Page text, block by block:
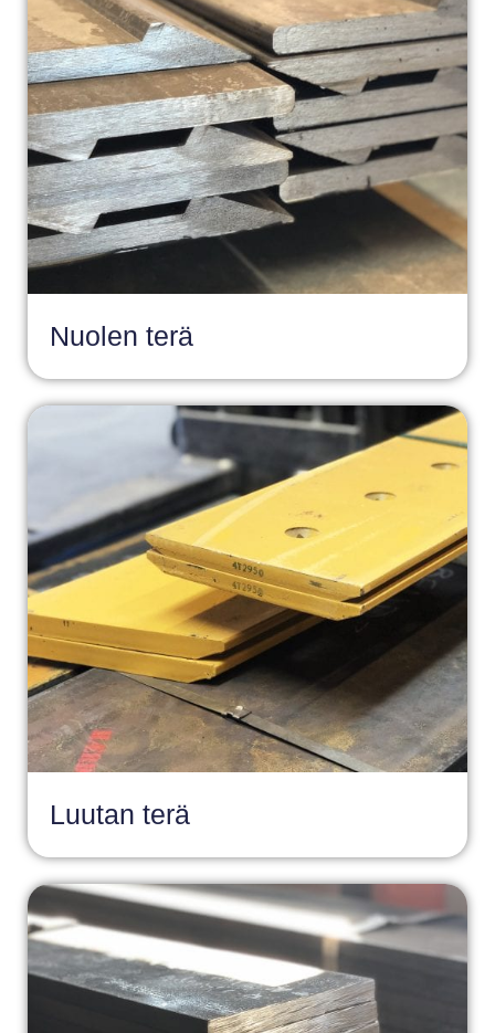
Nuolen terä
Luutan terä